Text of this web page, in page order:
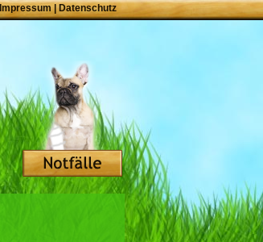
Impressum|Datenschutz